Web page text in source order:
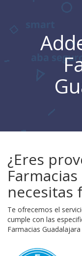
¿Eres
necesitas
Te ofrecemos el
cumple con las
Farmacias